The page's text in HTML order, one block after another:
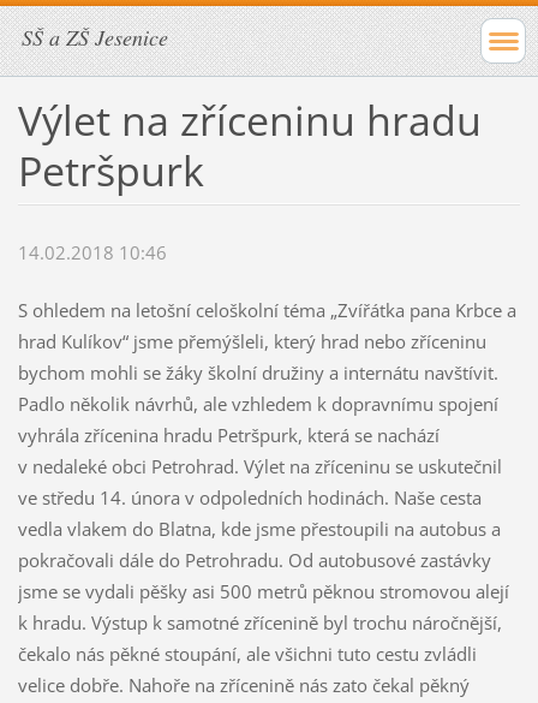
SŠ a ZŠ Jesenice
Výlet na zříceninu hradu
Petršpurk
14.02.2018 10:46
S ohledem na letošní celoškolní téma „Zvířátka pana Krbce a
hrad Kulíkov“ jsme přemýšleli, který hrad nebo zříceninu
bychom mohli se žáky školní družiny a internátu navštívit.
Padlo několik návrhů, ale vzhledem k dopravnímu spojení
vyhrála zřícenina hradu Petršpurk, která se nachází
v nedaleké obci Petrohrad. Výlet na zříceninu se uskutečnil
ve středu 14. února v odpoledních hodinách. Naše cesta
vedla vlakem do Blatna, kde jsme přestoupili na autobus a
pokračovali dále do Petrohradu. Od autobusové zastávky
jsme se vydali pěšky asi 500 metrů pěknou stromovou alejí
k hradu. Výstup k samotné zřícenině byl trochu náročnější,
čekalo nás pěkné stoupání, ale všichni tuto cestu zvládli
velice dobře. Nahoře na zřícenině nás zato čekal pěkný